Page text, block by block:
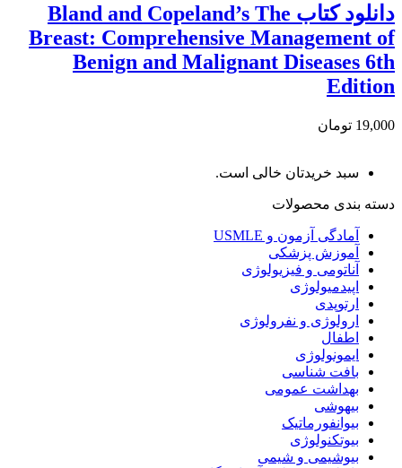
دانلود كتاب Bland and Copeland’s The
Breast: Comprehensive Management of
Benign and Malignant Diseases 6th
Edition
19,000 تومان
سبد خریدتان خالی است.
دسته بندی محصولات
آمادگی آزمون و USMLE
آموزش پزشکی
آناتومی و فیزیولوژی
اپیدمیولوژی
ارتوپدی
ارولوژی و نفرولوژی
اطفال
ایمونولوژی
بافت شناسی
بهداشت عمومی
بیهوشی
بیوانفورماتیک
بیوتکنولوژی
بیوشیمی و شیمی